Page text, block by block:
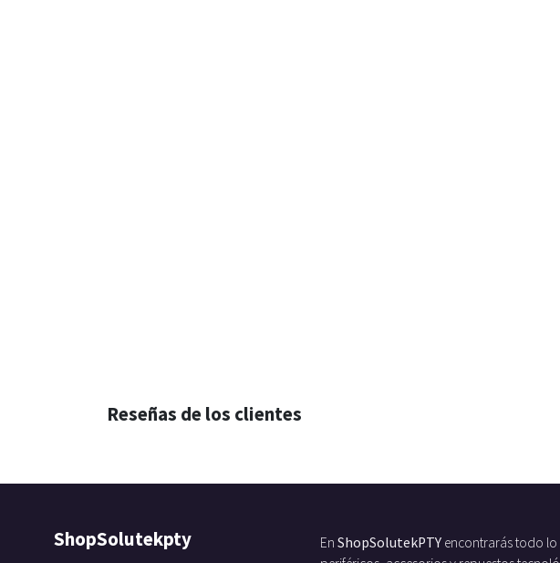
Reseñas de los clientes
ShopSolutekpty En ShopSolutekPTY encontrarás todo